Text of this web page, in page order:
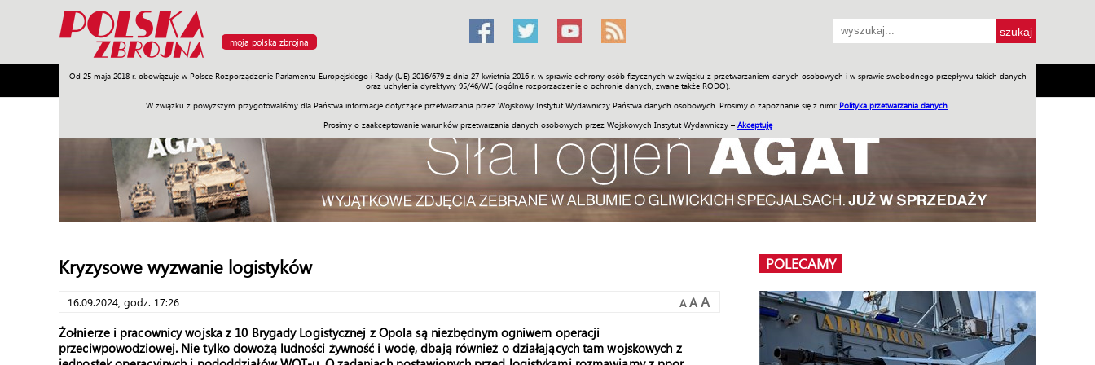
moja polska zbrojna
Od 25 maja 2018 r. obowiązuje w Polsce Rozporządzenie Parlamentu Europejskiego i Rady (UE) 2016/679 z dnia 27 kwietnia 2016 r. w sprawie ochrony osób fizycznych w związku z przetwarzaniem danych osobowych i w sprawie swobodnego przepływu takich danych
oraz uchylenia dyrektywy 95/46/WE (ogólne rozporządzenie o ochronie danych, zwane także RODO).
W związku z powyższym przygotowaliśmy dla Państwa informacje dotyczące przetwarzania przez Wojskowy Instytut Wydawniczy Państwa danych osobowych. Prosimy o zapoznanie się z nimi: Polityka przetwarzania danych
Prosimy o zaakceptowanie warunków przetwarzania danych osobowych przez Wojskowych Instytut Wydawniczy – Akceptuję
Armia Poligon Sprzęt Misje Polityka Prawo Świat Społeczność Sport Historia Galerie Wideo ENGLISH SKLEP Jednodniówki Praca w WIW
Kryzysowe wyzwanie logistyków
16.09.2024, godz. 17:26 A A A
Żołnierze i pracownicy wojska z 10 Brygady Logistycznej z Opola są niezbędnym ogniwem operacji
przeciwpowodziowej. Nie tylko dowożą ludności żywność i wodę, dbają również o działających tam wojskowych z
POLECAMY